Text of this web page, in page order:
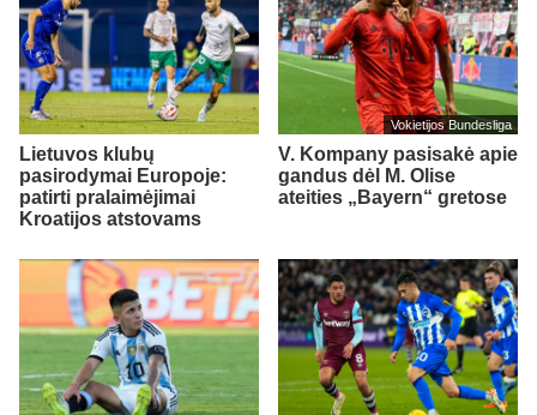
Lietuvos klubų
pasirodymai Europoje:
patirti pralaimėjimai
Kroatijos atstovams
Vokietijos Bundesliga
V. Kompany pasisakė apie
gandus dėl M. Olise
ateities „Bayern“ gretose